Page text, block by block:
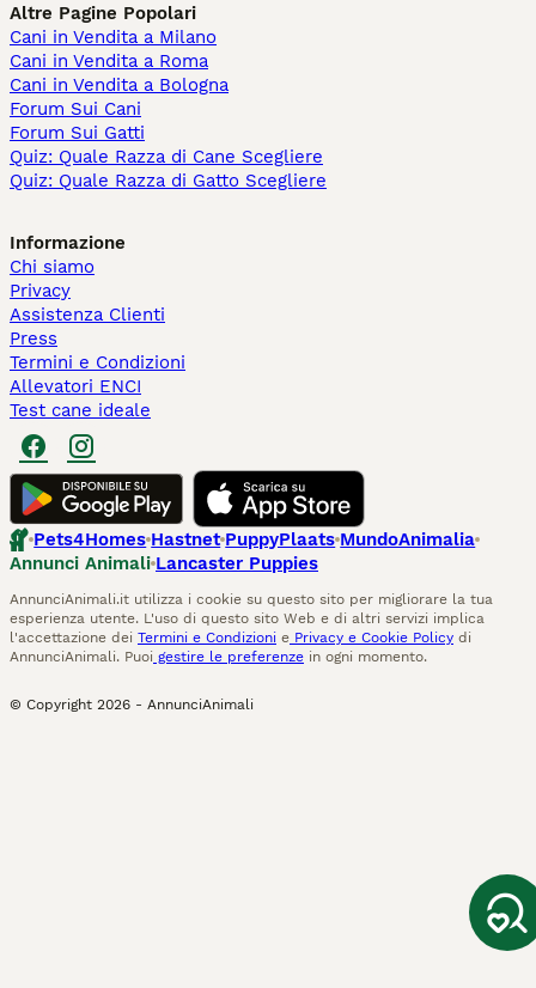
Altre Pagine Popolari
Cani in Vendita a Milano
Cani in Vendita a Roma
Cani in Vendita a Bologna
Forum Sui Cani
Forum Sui Gatti
Quiz: Quale Razza di Cane Scegliere
Quiz: Quale Razza di Gatto Scegliere
Informazione
Chi siamo
Privacy
Assistenza Clienti
Press
Termini e Condizioni
Allevatori ENCI
Test cane ideale
Pets4Homes Hastnet PuppyPlaats MundoAnimalia
Annunci Animali Lancaster Puppies
AnnunciAnimali.it utilizza i cookie su questo sito per migliorare la tua
esperienza utente. L'uso di questo sito Web e di altri servizi implica
l'accettazione dei Termini e Condizioni e Privacy e Cookie Policy di
AnnunciAnimali. Puoi gestire le preferenze in ogni momento.
© Copyright 2026 - AnnunciAnimali